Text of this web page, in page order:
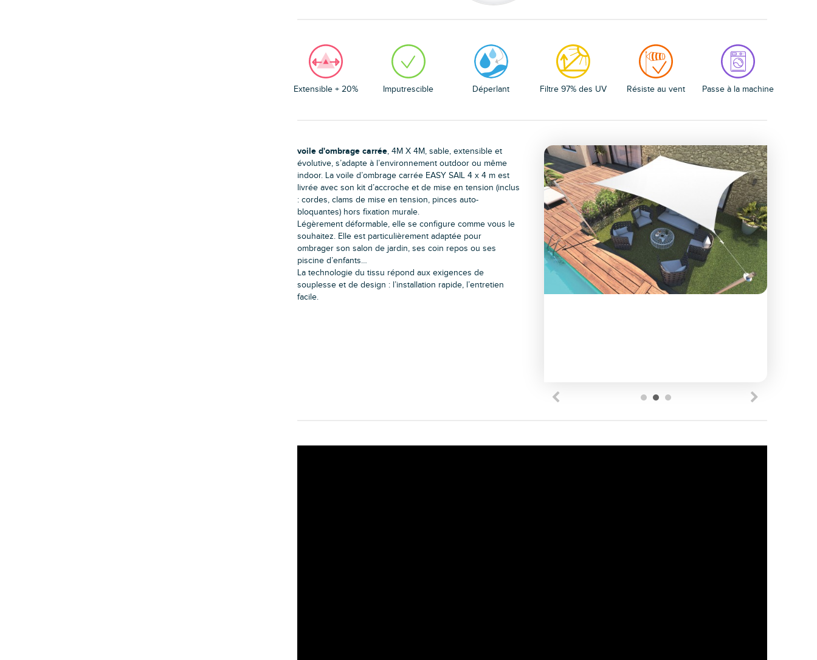
Extensible + 20% Imputrescible Déperlant Filtre 97% des UV Résiste au vent Passe à la machine
voile d'ombrage carrée, 4M X 4M, sable, extensible et
évolutive, s’adapte à l’environnement outdoor ou même
indoor. La voile d’ombrage carrée EASY SAIL 4 x 4 m est
livrée avec son kit d’accroche et de mise en tension (inclus
: cordes, clams de mise en tension, pinces auto-
bloquantes) hors fixation murale.
Légèrement déformable, elle se configure comme vous le
souhaitez. Elle est particulièrement adaptée pour
ombrager son salon de jardin, ses coin repos ou ses
piscine d’enfants…
La technologie du tissu répond aux exigences de
souplesse et de design : l’installation rapide, l’entretien
facile.